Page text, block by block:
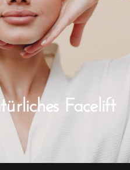
Facelift